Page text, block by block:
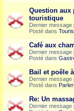
Question aux
touristique
Dernier message
Posté dans
Café aux
Dernier message
Posté dans
Bail et poêle
Dernier message
Posté dans
Re: Un
Dernier message